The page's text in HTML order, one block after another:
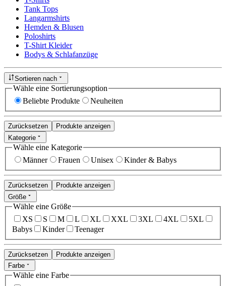
Tank Tops
Langarmshirts
Hemden & Blusen
Poloshirts
T-Shirt Kleider
Bodys & Schlafanzüge
Sortieren nach
Wähle eine Sortierungsoption
Beliebte Produkte
Neuheiten
Zurücksetzen
Produkte anzeigen
Kategorie
Wähle eine Kategorie
Männer
Frauen Unisex Kinder & Babys
Zurücksetzen
Produkte anzeigen
Größe
Wähle eine Größe
XS
S M L XL XXL 3XL 4XL
5XL
Babys
Kinder Teenager
Zurücksetzen
Produkte anzeigen
Farbe
Wähle eine Farbe